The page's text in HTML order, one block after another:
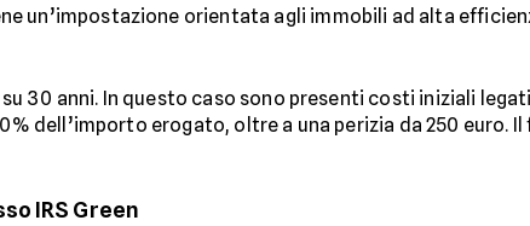
un’impostazione orientata agli immobili ad alta
su 30 anni. In questo caso sono presenti costi iniziali
dell’importo erogato, oltre a una perizia da 250 euro.
IRS Green